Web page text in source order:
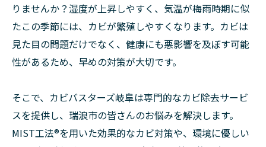
りませんか？湿度が上昇しやすく、気温が梅雨時期に似
たこの季節には、カビが繁殖しやすくなります。カビは
見た目の問題だけでなく、健康にも悪影響を及ぼす可能
性があるため、早めの対策が大切です。
そこで、カビバスターズ岐阜は専門的なカビ除去サービ
スを提供し、瑞浪市の皆さんのお悩みを解決します。
MIST工法®を用いた効果的なカビ対策や、環境に優しい